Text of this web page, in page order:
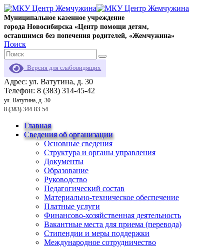
Муниципальное казенное учреждение
города Новосибирска «Центр помощи детям,
оставшимся без попечения родителей, «Жемчужина»
Поиск
Версия для слабовидящих
Адрес: ул. Ватутина, д. 30
Телефон: 8 (383) 314-45-42
ул. Ватутина, д. 30
8 (383) 344-83-54
Главная
Сведения об организации
Основные сведения
Структура и органы управления
Документы
Образование
Руководство
Педагогический состав
Материально-техническое обеспечение
Платные услуги
Финансово-хозяйственная деятельность
Вакантные места для приема (перевода)
Стипендии и меры поддержки
Международное сотрудничество